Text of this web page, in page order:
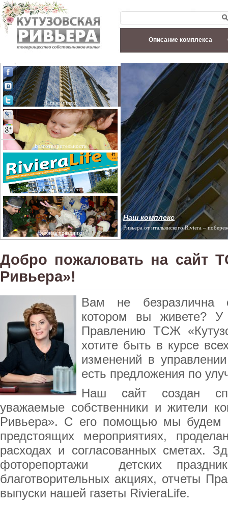
Описание комплекса
Наш комплекс
Благотворительность
Дайджест новостей
Детские праздники
Наш комплекс
Ривьера от итальянского Riviera –
Добро пожаловать на сайт
Ривьера»!
Вам не безразлична
котором вы живете?
Правлению ТСЖ
хотите быть в курсе
изменений в
есть предложения по
Наш сайт создан
уважаемые собственники и жители
Ривьера». С его помощью мы будем
предстоящих мероприятиях,
расходах и согласованных сметах.
фоторепортажи детских
благотворительных акциях, отчеты
выпуски нашей газеты RivieraLife.